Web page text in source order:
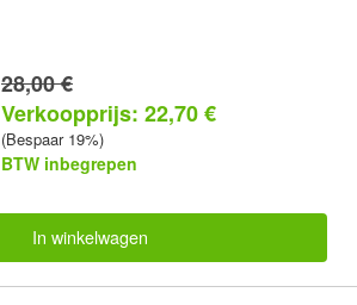
28,00 €
Verkoopprijs: 22,70 €
(Bespaar 19%)
BTW inbegrepen
In winkelwagen